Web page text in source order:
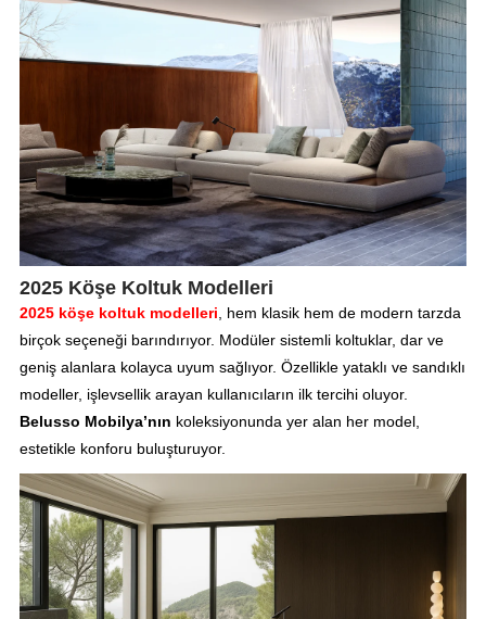
2025 Köşe Koltuk Modelleri
2025 köşe koltuk modelleri, hem klasik hem de modern tarzda
birçok seçeneği barındırıyor. Modüler sistemli koltuklar, dar ve
geniş alanlara kolayca uyum sağlıyor. Özellikle yataklı ve sandıklı
modeller, işlevsellik arayan kullanıcıların ilk tercihi oluyor.
Belusso Mobilya’nın koleksiyonunda yer alan her model,
estetikle konforu buluşturuyor.